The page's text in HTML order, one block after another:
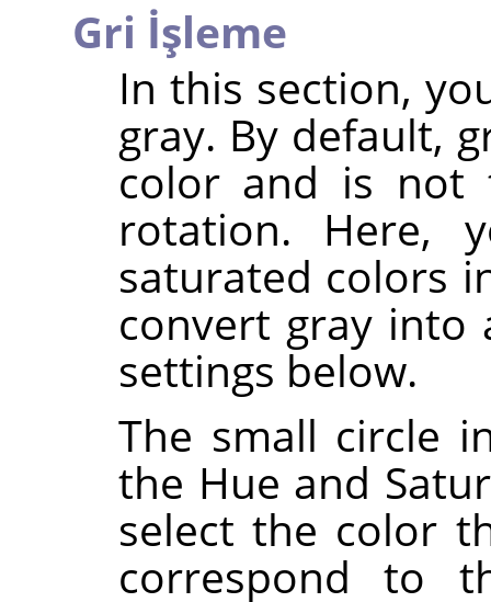
Gri İşleme
In this section,
gray. By default,
color and is not
rotation. Here,
saturated colors
convert gray into
settings below.
The small circle
the Hue and
select the color
correspond to